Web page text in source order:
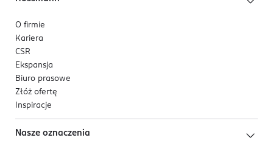
O firmie
Kariera
CSR
Ekspansja
Biuro prasowe
Złóż ofertę
Inspiracje
Nasze oznaczenia